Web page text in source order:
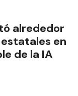
alrededor
en
de la IA